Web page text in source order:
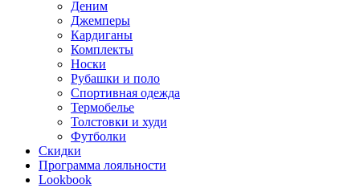
Деним
Джемперы
Кардиганы
Комплекты
Носки
Рубашки и поло
Спортивная одежда
Термобелье
Толстовки и худи
Футболки
Скидки
Программа лояльности
Lookbook